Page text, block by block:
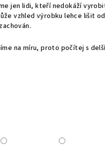
jen lidi, kteří nedokáží
vzhled výrobku lehce lišit
na míru, proto počítej s